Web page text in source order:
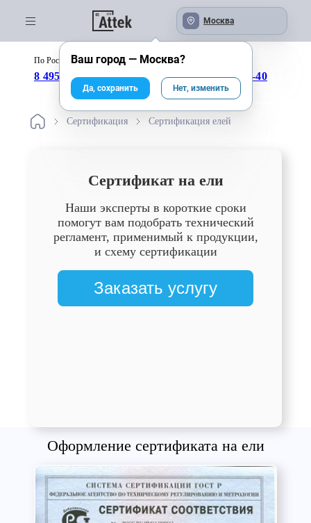
Москва
По России бесплатно:
8 495 246-04-43 8 800 333-25-40
Сертификация Сертификация елей
Сертификат на ели
Наши эксперты в короткие сроки
помогут вам подобрать технический
регламент, применимый к продукции,
и схему сертификации
Заказать услугу
Оформление сертификата на ели
Ваш город — Москва?
Да, сохранить Нет, изменить